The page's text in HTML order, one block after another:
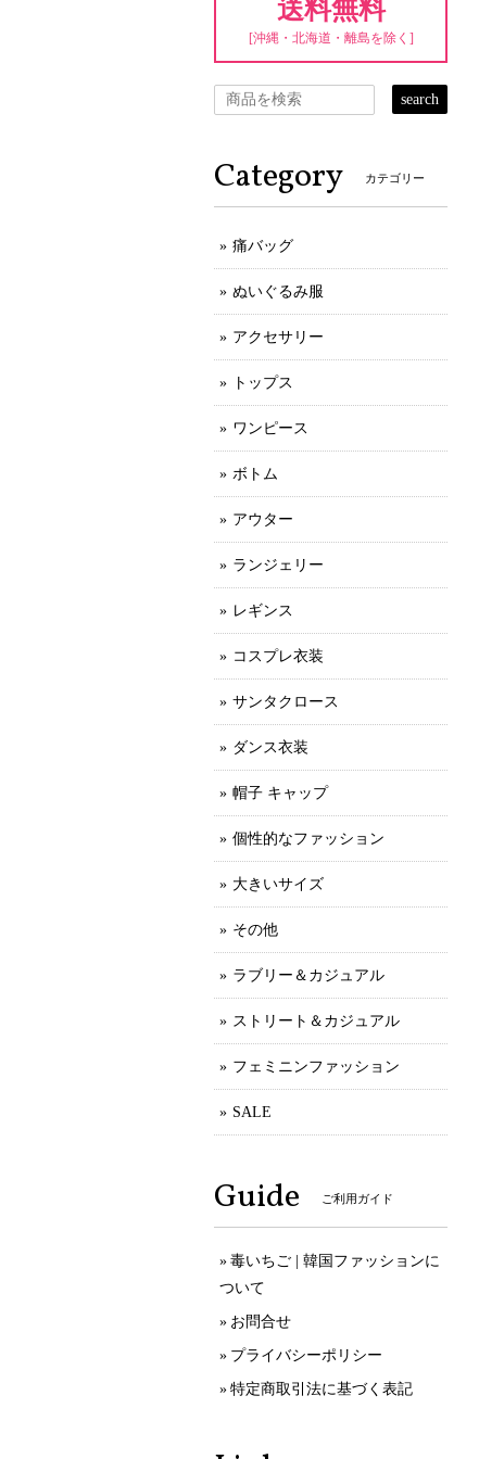
送料無料
[沖縄・北海道・離島を除く]
search
Category カテゴリー
痛バッグ
ぬいぐるみ服
アクセサリー
トップス
ワンピース
ボトム
アウター
ランジェリー
レギンス
コスプレ衣装
サンタクロース
ダンス衣装
帽子 キャップ
個性的なファッション
大きいサイズ
その他
ラブリー＆カジュアル
ストリート＆カジュアル
フェミニンファッション
SALE
Guide ご利用ガイド
毒いちご | 韓国ファッションに
ついて
お問合せ
プライバシーポリシー
特定商取引法に基づく表記